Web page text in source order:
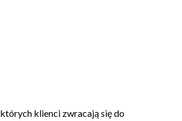
klienci zwracają się do